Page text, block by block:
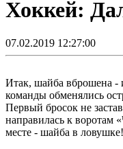
Хоккей:
07.02.2019 12:27:00
Итак, шайба вброшена -
команды обменялись
Первый бросок не
направилась к воротам
месте - шайба в ловушке!